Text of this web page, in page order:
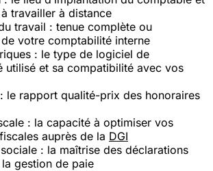
travailler à distance
travail : tenue complète ou
votre comptabilité interne
: le type de logiciel de
utilisé et sa compatibilité avec vos
: le rapport qualité-prix des honoraires
: la capacité à optimiser vos
auprès de la DGI
: la maîtrise des déclarations
gestion de paie